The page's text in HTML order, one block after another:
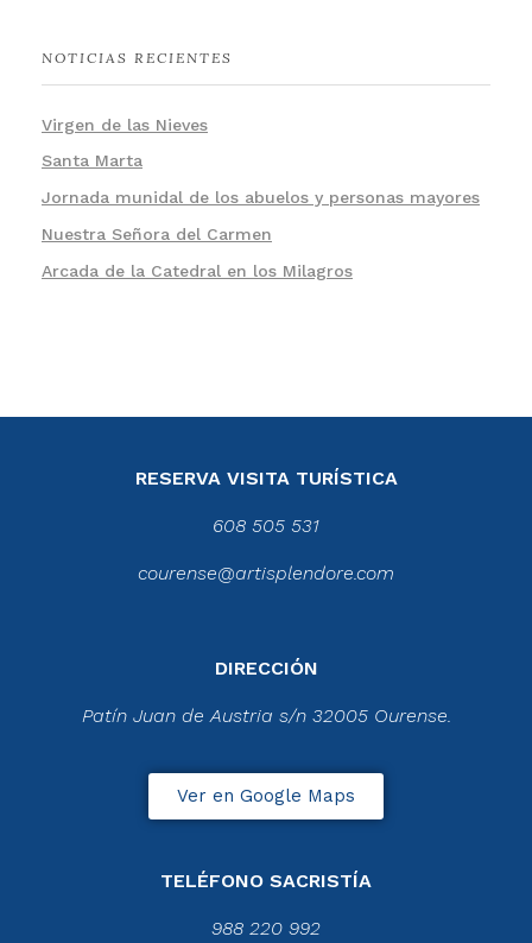
NOTICIAS RECIENTES
Virgen de las Nieves
Santa Marta
Jornada munidal de los abuelos y personas mayores
Nuestra Señora del Carmen
Arcada de la Catedral en los Milagros
RESERVA VISITA TURÍSTICA
608 505 531
courense@artisplendore.com
DIRECCIÓN
Patín Juan de Austria s/n 32005 Ourense.
Ver en Google Maps
TELÉFONO SACRISTÍA
988 220 992